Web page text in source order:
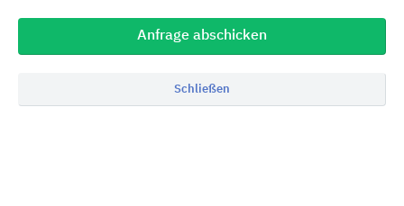
Die Einsatzbereiche in der Haus- und
durch die europäischen Richtlinien und den daraus
Anfrage abschicken
Schließen